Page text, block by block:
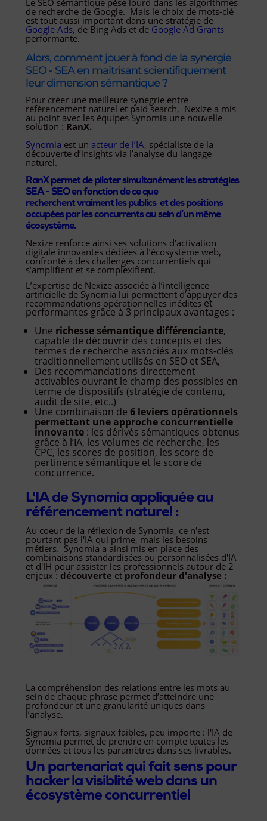
Le SEO sémantique pèse lourd dans les algorithmes
de recherche de Google. Mais le choix de mots-clé
est tout aussi important dans une stratégie de
Google Ads, de Bing Ads et de Google Ad Grants
performante.
Alors, comment jouer à fond de la synergie
SEO - SEA en maitrisant scientifiquement
leur dimension sémantique ?
Pour créer une meilleure synegrie entre
référencement naturel et paid search, Nexize a mis
au point avec les équipes Synomia une nouvelle
solution : RanX.
Synomia est un acteur de l’IA, spécialiste de la
découverte d’insights via l’analyse du langage
naturel.
RanX permet de piloter simultanément les stratégies
SEA - SEO en fonction de ce que
recherchent vraiment les publics et des positions
occupées par les concurrents au sein d’un même
écosystème.
Nexize renforce ainsi ses solutions d’activation
digitale innovantes dédiées à l’écosystème web,
confronté à des challenges concurrentiels qui
s’amplifient et se complexifient.
L’expertise de Nexize associée à l’intelligence
artificielle de Synomia lui permettent d’appuyer des
recommandations opérationnelles inédites et
performantes grâce à 3 principaux avantages :
Une richesse sémantique différenciante,
capable de découvrir des concepts et des
termes de recherche associés aux mots-clés
traditionnellement utilisés en SEO et SEA,
Des recommandations directement
activables ouvrant le champ des possibles en
terme de dispositifs (stratégie de contenu,
audit de site, etc..)
Une combinaison de6 leviers opérationnels
permettant une approche concurrentielle
innovante : les dérivés sémantiques obtenus
grâce à l’IA, les volumes de recherche, les
CPC, les scores de position, les score de
pertinence sémantique et le score de
concurrence.
L'IA de Synomia appliquée au
référencement naturel :
Au coeur de la réflexion de Synomia, ce n'est
pourtant pas l'IA qui prime, mais les besoins
métiers. Synomia a ainsi mis en place des
combinaisons standardisées ou personnalisées d'IA
et d'IH pour assister les professionnels autour de 2
enjeux : découverte etprofondeur d'analyse :
La compréhension des relations entre les mots au
sein de chaque phrase permet d’atteindre une
profondeur et une granularité uniques dans
l’analyse.
Signaux forts, signaux faibles, peu importe : l'IA de
Synomia permet de prendre en compte toutes les
données et tous les paramètres dans ses livrables.
Un partenariat qui fait sens pour
hacker la visiblité web dans un
écosystème concurrentiel